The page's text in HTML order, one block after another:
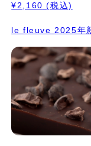
¥2,160 (税込)
le fleuve 2025年